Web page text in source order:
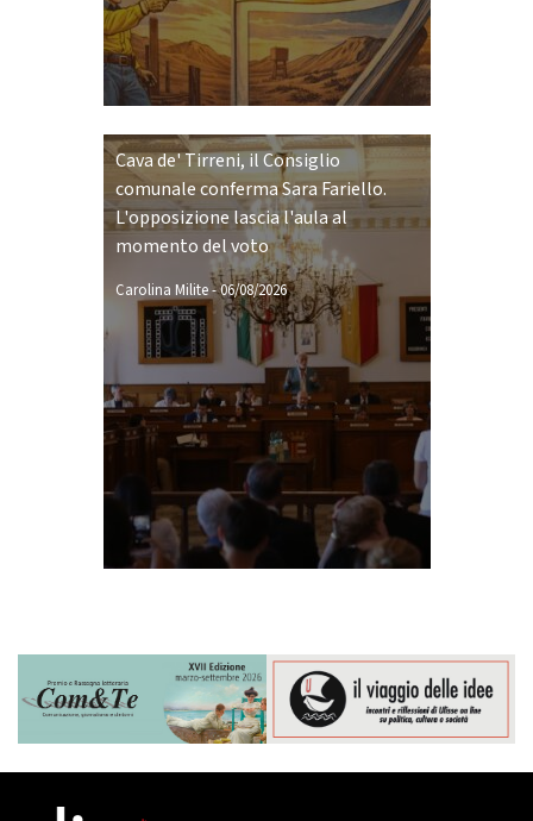
Cava de' Tirreni, il Consiglio
comunale conferma Sara Fariello.
L'opposizione lascia l'aula al
momento del voto
Carolina Milite-06/08/2026